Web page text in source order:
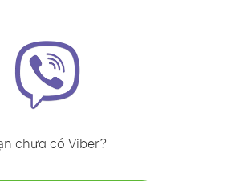
chưa có Viber?